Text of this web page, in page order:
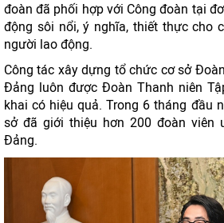
đoàn đã phối hợp với Công đoàn tại
động sôi nổi, ý nghĩa, thiết thực cho
người lao động.
Công tác xây dựng tổ chức cơ sở
Đảng luôn được Đoàn Thanh niên
khai có hiệu quả. Trong 6 tháng đầu
sở đã giới thiệu hơn 200 đoàn viên
Đảng.